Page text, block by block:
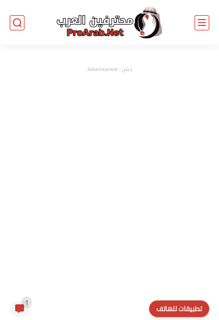
إعلان - Advertisement
تطبيقات للهاتف 1